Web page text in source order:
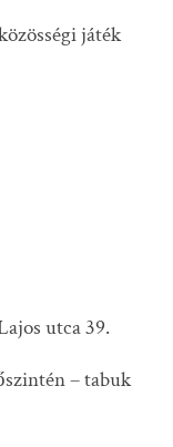
játék
utca 39.
– tabuk